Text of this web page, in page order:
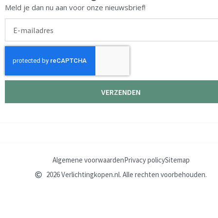
Meld je dan nu aan voor onze nieuwsbrief!
mailadres
VERZENDEN
Algemene voorwaardenPrivacy policySitemap
2026 Verlichtingkopen.nl. Alle rechten voorbehouden.